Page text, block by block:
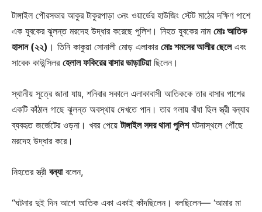
টাঙ্গাইল পৌরসভার আকুর টাকুরপাড়া ৩নং ওয়ার্ডের হাউজিং স্টেট মাঠের দক্ষিণ পাশে
এক যুবকের ঝুলন্ত মরদেহ উদ্ধার করেছে পুলিশ। নিহত যুবকের নাম মোঃ আতিক
হাসান (২২) । তিনি কাকুয়া সোনালী মোড় এলাকার মোঃ শমসের আলীর ছেলেএবং
সাবেক কাউন্সিলর হেলাল ফকিরের বাসার ভাড়াটিয়াছিলেন।
স্থানীয় সূত্রে জানা যায়, শনিবার সকালে এলাকাবাসী আতিককে তার বাসার পাশের
একটি কাঁঠাল গাছে ঝুলন্ত অবস্থায় দেখতে পান। তার গলায় বাঁধা ছিল স্ত্রী বন্যার
ব্যবহৃত জর্জেটের ওড়না। খবর পেয়েটাঙ্গাইল সদর থানা পুলিশঘটনাস্থলে পৌঁছে
মরদেহ উদ্ধার করে।
নিহতের স্ত্রী বন্যাবলেন,
“ঘটনার দুই দিন আগে আতিক একা একাই কাঁদছিলেন। বলছিলেন— ‘আমার মা